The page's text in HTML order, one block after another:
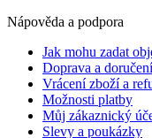
Nápověda a podpora
Jak mohu zadat
Doprava a doručení
Vrácení zboží a
Možnosti platby
Můj zákaznický
Slevy a poukázky